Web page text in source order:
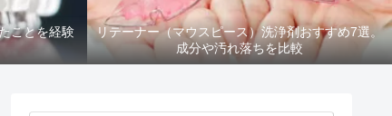
ことを経験
リテーナー（マウスピース）洗浄剤おすすめ7選。
成分や汚れ落ちを比較